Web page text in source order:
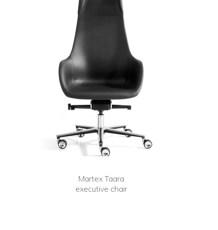
Martex Taara
executive chair